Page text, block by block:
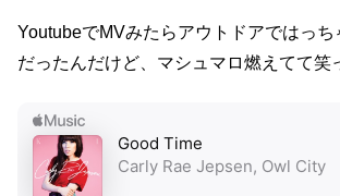
YoutubeでMVみたらアウトドアではっち
だったんだけど、マシュマロ燃えてて笑